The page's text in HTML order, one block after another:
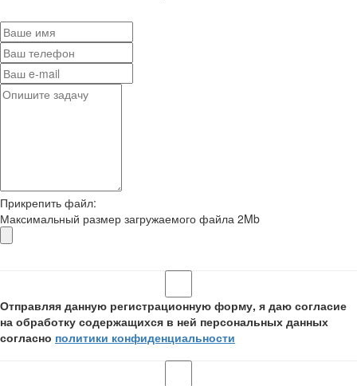
Прикрепить файл:
Максимальный размер загружаемого файла 2Mb
Отправляя данную регистрационную форму, я даю согласие
на обработку содержащихся в ней персональных данных
согласно политики конфиденциальности